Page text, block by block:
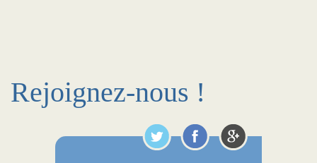
Rejoignez-nous !